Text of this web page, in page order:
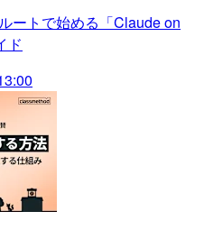
ートで始める「Claude on
ド